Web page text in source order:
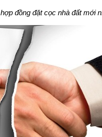
hợp đồng đặt cọc nhà đất mới